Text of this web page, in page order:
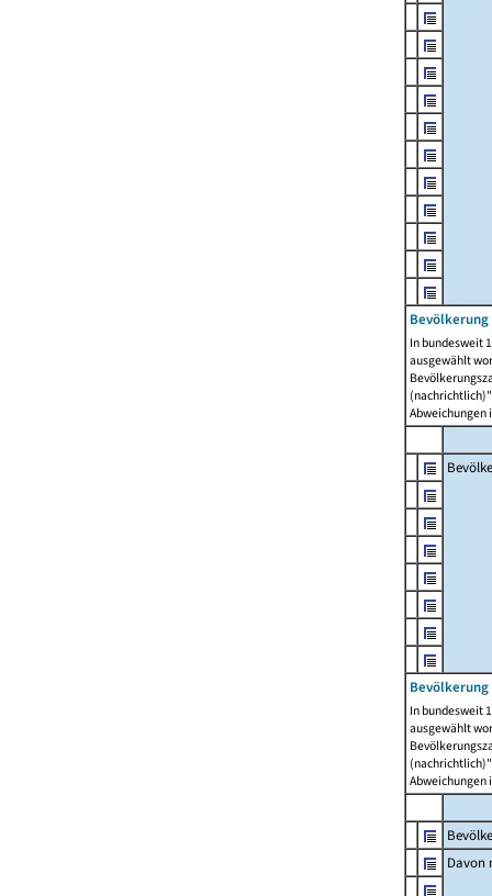
In bundesweit
ausgewählt
Abweichungen
In bundesweit
ausgewählt
Abweichungen
Davon